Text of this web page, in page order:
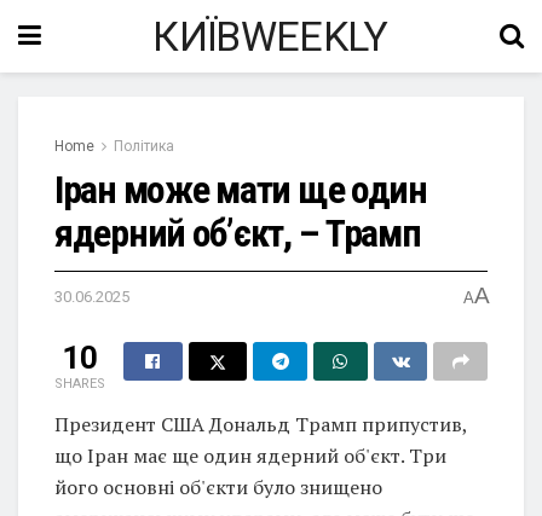
КИЇВWEEKLY
Home Політика
Іран може мати ще один
ядерний об’єкт, – Трамп
30.06.2025 AA
10
SHARES
Президент США Дональд Трамп припустив,
що Іран має ще один ядерний об'єкт. Три
його основні об'єкти було знищено